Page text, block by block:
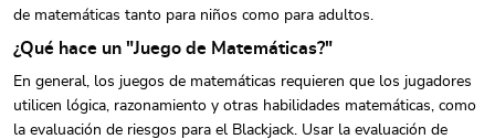
de matemáticas tanto para niños como para adultos.
¿Qué hace un "Juego de Matemáticas?"
En general, los juegos de matemáticas requieren que los jugadores
utilicen lógica, razonamiento y otras habilidades matemáticas, como
la evaluación de riesgos para el Blackjack. Usar la evaluación de